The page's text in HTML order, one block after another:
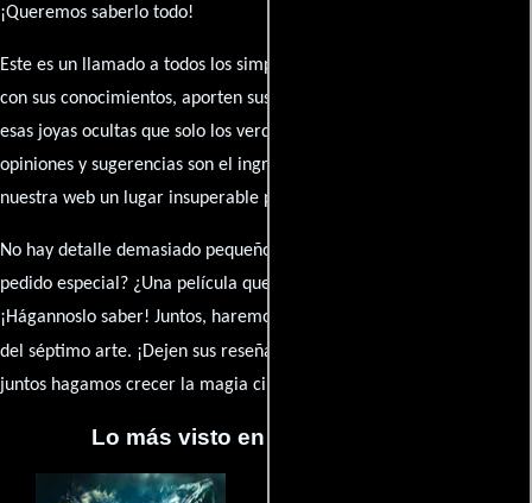
¡Queremos saberlo todo!
Este es un llamado a todos los simpatizantes del cine: contribuyan
con sus conocimientos, aporten sus descubrimientos y compartan
esas joyas ocultas que solo los verdaderos fanáticos conocen. Sus
opiniones y sugerencias son el ingrediente secreto que hará de
nuestra web un lugar insuperable para los amantes del celuloide.
No hay detalle demasiado pequeño ni opinión insignificante. ¿Algún
pedido especial? ¿Una película que sueñas con ver reseñada?
¡Hágannoslo saber! Juntos, haremos de esta comunidad el epicentro
del séptimo arte. ¡Dejen sus reseña en la
juntos hagamos crecer la magia cinematográfica!
Lo más visto en Cineyseries.net